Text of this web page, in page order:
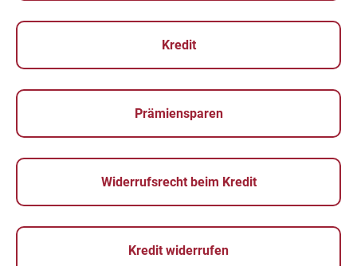
Kredit
Prämiensparen
Widerrufsrecht beim Kredit
Kredit widerrufen